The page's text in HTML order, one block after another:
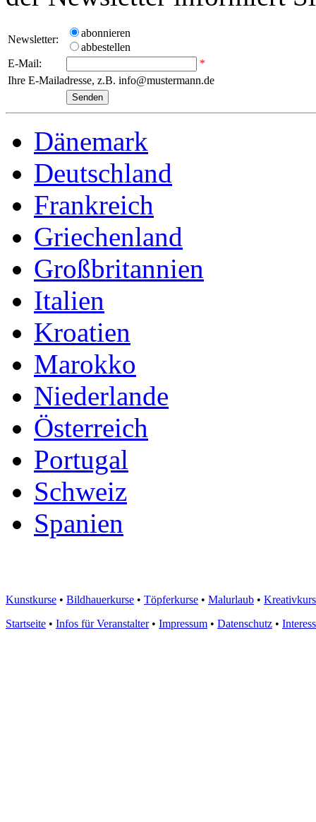
Newsletter:
abonnieren
abbestellen
E-Mail:
*
Ihre E-Mailadresse, z.B. info@mustermann.de
Dänemark
Deutschland
Frankreich
Griechenland
Großbritannien
Italien
Kroatien
Marokko
Niederlande
Österreich
Portugal
Schweiz
Spanien
Kunstkurse • Bildhauerkurse • Töpferkurse • Malurlaub •
Startseite • Infos für Veranstalter• Impressum • Datenschutz •